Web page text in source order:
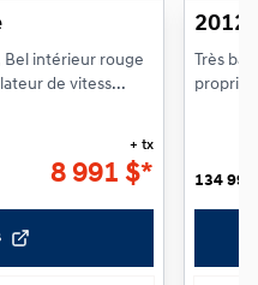
Bel intérieur rouge
de vitess...
8 991 $*
+ tx
2012
Très
134